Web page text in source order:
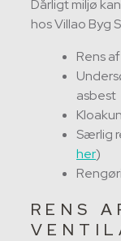
Dårligt miljø
hos Villao Byg
Rens
asbest
Særlig
her)
RENS